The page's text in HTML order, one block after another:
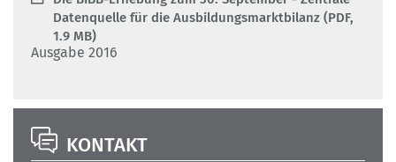
Datenquelle für die Ausbildungsmarktbilanz (PDF,
1.9 MB)
Ausgabe 2016
KONTAKT